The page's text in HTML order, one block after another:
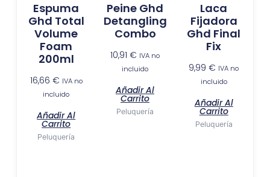
Espuma
Ghd Total
Volume
Foam
200ml
16,66 € IVA no
incluido
Añadir Al
Carrito
Peluquería
Peine Ghd
Detangling
Combo
10,91 € IVA no
incluido
Añadir Al
Carrito
Peluquería
Laca
Fijadora
Ghd Final
Fix
9,99€ IVA no
incluido
Añadir Al
Carrito
Peluquería